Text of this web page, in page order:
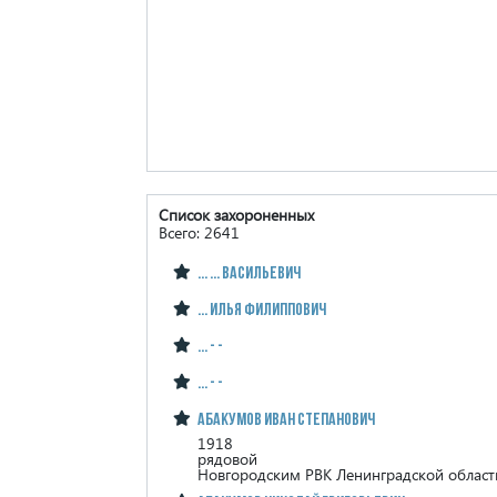
Список захороненных
Всего: 2641
... ... Васильевич
... Илья Филиппович
... - -
... - -
Абакумов Иван Степанович
1918
рядовой
Новгородским РВК Ленинградской